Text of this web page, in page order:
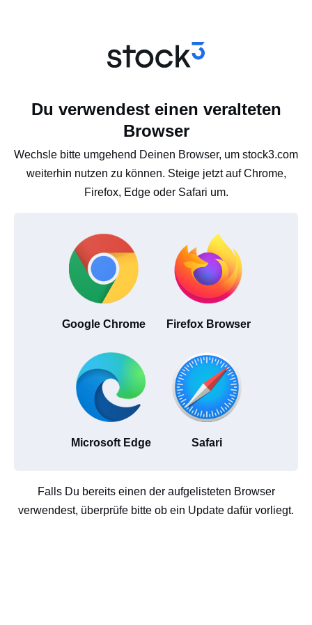
Du verwendest einen veralteten
Browser
Wechsle bitte umgehend Deinen Browser, um stock3.com
weiterhin nutzen zu können. Steige jetzt auf Chrome,
Firefox, Edge oder Safari um.
Google Chrome Firefox Browser
Microsoft Edge Safari
Falls Du bereits einen der aufgelisteten Browser
verwendest, überprüfe bitte ob ein Update dafür vorliegt.